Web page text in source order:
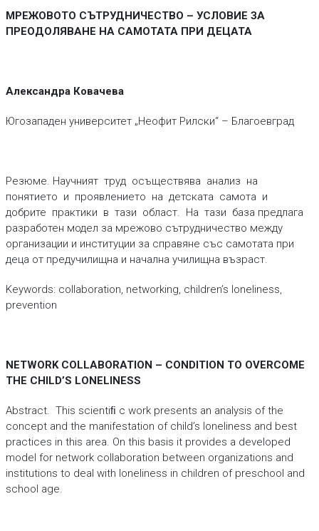
МРЕЖОВОТО СЪТРУДНИЧЕСТВО – УСЛОВИЕ ЗА
ПРЕОДОЛЯВАНЕ НА САМОТАТА ПРИ ДЕЦАТА
Александра Ковачева
Югозападен университет „Неофит Рилски“ – Благоевград
Резюме. Научният труд осъществява анализ на
понятието и проявлението на детската самота и
добрите практики в тази област. На тази база предлага
разработен модел за мрежово сътрудничество между
организации и институции за справяне със самотата при
деца от предучилищна и начална училищна възраст.
Keywords: collaboration, networking, children’s loneliness,
prevention
NETWORK COLLABORATION – CONDITION TO OVERCOME
THE CHILD’S LONELINESS
Abstract. This scientiﬁ c work presents an analysis of the
concept and the manifestation of child’s loneliness and best
practices in this area. On this basis it provides a developed
model for network collaboration between organizations and
institutions to deal with loneliness in children of preschool and
school age.